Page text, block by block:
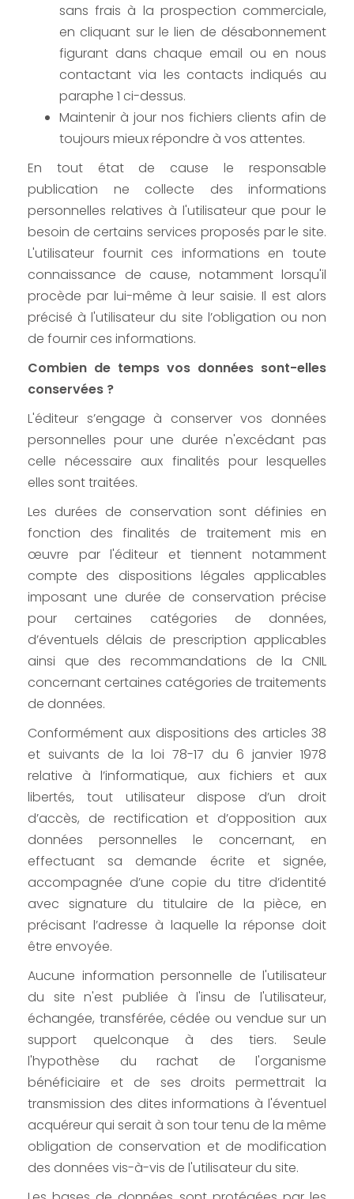
sans frais à la prospection commerciale,
en cliquant sur le lien de désabonnement
figurant dans chaque email ou en nous
contactant via les contacts indiqués au
paraphe 1 ci-dessus.
Maintenir à jour nos fichiers clients afin de
toujours mieux répondre à vos attentes.
En tout état de cause le responsable
publication ne collecte des informations
personnelles relatives à l'utilisateur que pour le
besoin de certains services proposés par le site.
L'utilisateur fournit ces informations en toute
connaissance de cause, notamment lorsqu'il
procède par lui-même à leur saisie. Il est alors
précisé à l'utilisateur du site l’obligation ou non
de fournir ces informations.
Combien de temps vos données sont-elles
conservées ?
L'éditeur s’engage à conserver vos données
personnelles pour une durée n'excédant pas
celle nécessaire aux finalités pour lesquelles
elles sont traitées.
Les durées de conservation sont définies en
fonction des finalités de traitement mis en
œuvre par l'éditeur et tiennent notamment
compte des dispositions légales applicables
imposant une durée de conservation précise
pour certaines catégories de données,
d’éventuels délais de prescription applicables
ainsi que des recommandations de la CNIL
concernant certaines catégories de traitements
de données.
Conformément aux dispositions des articles 38
et suivants de la loi 78-17 du 6 janvier 1978
relative à l’informatique, aux fichiers et aux
libertés, tout utilisateur dispose d’un droit
d’accès, de rectification et d’opposition aux
données personnelles le concernant, en
effectuant sa demande écrite et signée,
accompagnée d’une copie du titre d’identité
avec signature du titulaire de la pièce, en
précisant l’adresse à laquelle la réponse doit
être envoyée.
Aucune information personnelle de l'utilisateur
du site n'est publiée à l'insu de l'utilisateur,
échangée, transférée, cédée ou vendue sur un
support quelconque à des tiers. Seule
l'hypothèse du rachat de l'organisme
bénéficiaire et de ses droits permettrait la
transmission des dites informations à l'éventuel
acquéreur qui serait à son tour tenu de la même
obligation de conservation et de modification
des données vis-à-vis de l'utilisateur du site.